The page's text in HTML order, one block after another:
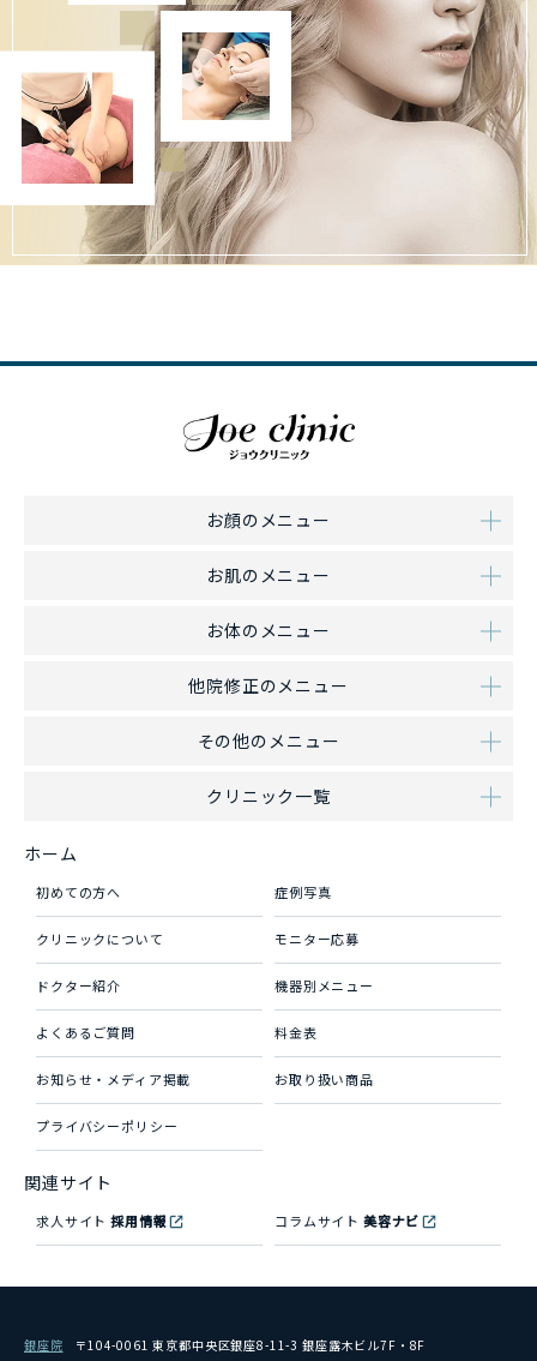
お顔のメニュー
お肌のメニュー
お体のメニュー
他院修正のメニュー
その他のメニュー
クリニック一覧
ホーム
初めての方へ 症例写真
クリニックについて モニター応募
ドクター紹介 機器別メニュー
よくあるご質問 料金表
お知らせ・メディア掲載 お取り扱い商品
プライバシーポリシー
関連サイト
求人サイト採用情報 コラムサイト 美容ナビ
銀座院
〒104-0061 東京都中央区銀座8-11-3 銀座露木ビル7F・8F